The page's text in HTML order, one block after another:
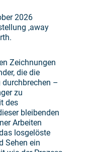
2026
,away
Zeichnungen
die die
–
zu
des
bleibenden
Arbeiten
losgelöste
Sehen ein